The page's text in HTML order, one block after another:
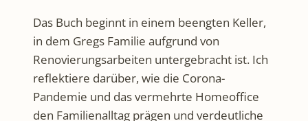
Das Buch beginnt in einem beengten Keller,
in dem Gregs Familie aufgrund von
Renovierungsarbeiten untergebracht ist. Ich
reflektiere darüber, wie die Corona-
Pandemie und das vermehrte Homeoffice
den Familienalltag prägen und verdeutliche